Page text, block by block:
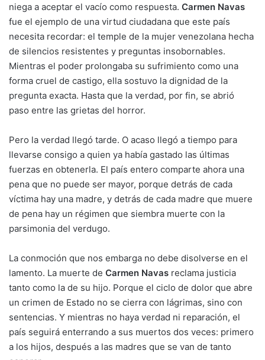
niega a aceptar el vacío como respuesta. Carmen Navas
fue el ejemplo de una virtud ciudadana que este país
necesita recordar: el temple de la mujer venezolana hecha
de silencios resistentes y preguntas insobornables.
Mientras el poder prolongaba su sufrimiento como una
forma cruel de castigo, ella sostuvo la dignidad de la
pregunta exacta. Hasta que la verdad, por fin, se abrió
paso entre las grietas del horror.
Pero la verdad llegó tarde. O acaso llegó a tiempo para
llevarse consigo a quien ya había gastado las últimas
fuerzas en obtenerla. El país entero comparte ahora una
pena que no puede ser mayor, porque detrás de cada
víctima hay una madre, y detrás de cada madre que muere
de pena hay un régimen que siembra muerte con la
parsimonia del verdugo.
La conmoción que nos embarga no debe disolverse en el
lamento. La muerte de Carmen Navas reclama justicia
tanto como la de su hijo. Porque el ciclo de dolor que abre
un crimen de Estado no se cierra con lágrimas, sino con
sentencias. Y mientras no haya verdad ni reparación, el
país seguirá enterrando a sus muertos dos veces: primero
a los hijos, después a las madres que se van de tanto